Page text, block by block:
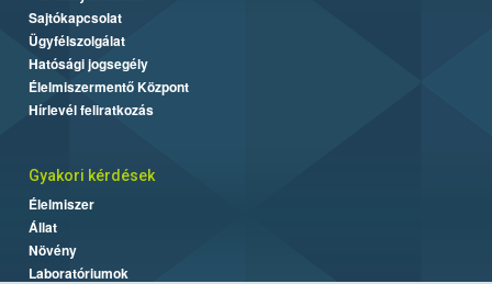
Sajtókapcsolat
Ügyfélszolgálat
Hatósági jogsegély
Élelmiszermentő Központ
Hírlevél feliratkozás
Gyakori kérdések
Élelmiszer
Állat
Növény
Laboratóriumok